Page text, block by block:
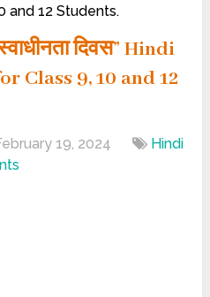
and 12 Students.
दिवस” Hindi
Class 9, 10 and 12
19, 2024
Hindi